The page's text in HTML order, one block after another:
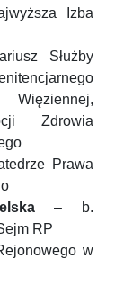
Izba
Służby
Zdrowia
Prawa
– b.
RP
w